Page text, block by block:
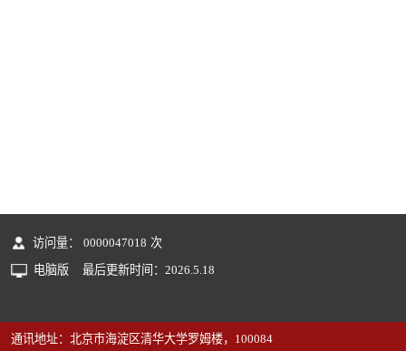
访问量： 0000047018 次
电脑版
最后更新时间： 2026 5 18
通讯地址：北京市海淀区清华大学罗姆楼，100084